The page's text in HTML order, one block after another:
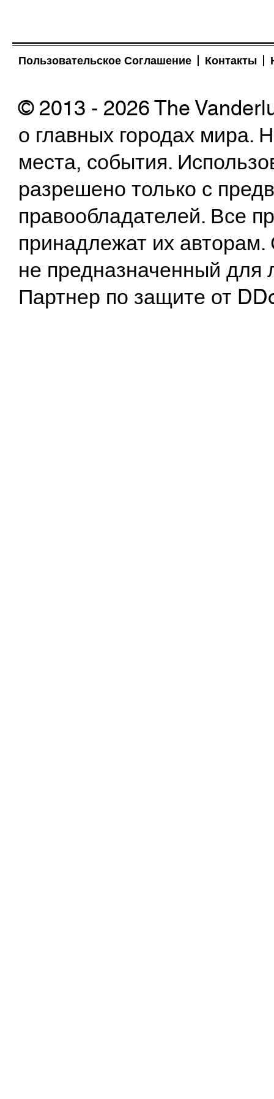
Пользовательское Соглашение Контакты
© 2013 - 2026 The
о главных городах
места, события.
разрешено только с
правообладателей. Все
принадлежат их
не предназначенный
Партнер по защите от